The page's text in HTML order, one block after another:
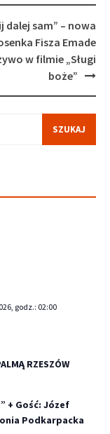
dalej sam” – nowa
Fisza Emade
w filmie „Sługi
boże”
godz.: 02:00
RZESZÓW
+ Gość: Józef
Podkarpacka